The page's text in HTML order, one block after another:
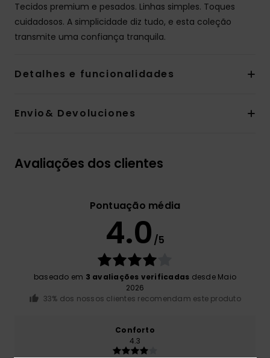
Tecidos premium e pesados. Linhas simples. Toques
cuidadosos. A simplicidade diz tudo, e esta coleção
transmite uma confiança tranquila.
Detalhes e funcionalidades
Envio& Devoluciones
Avaliações dos clientes
Pontuação média
4.0 /5
baseado em 3 avaliações verificadas desde Maio
2026
33% dos nossos clientes recomendam este produto
Conforto
4.3